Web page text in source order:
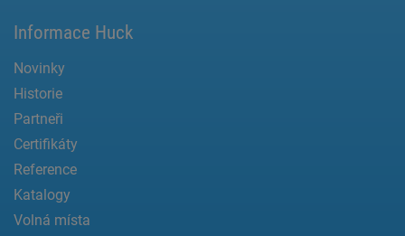
Informace Huck
Novinky
Historie
Partneři
Certifikáty
Reference
Katalogy
Volná místa